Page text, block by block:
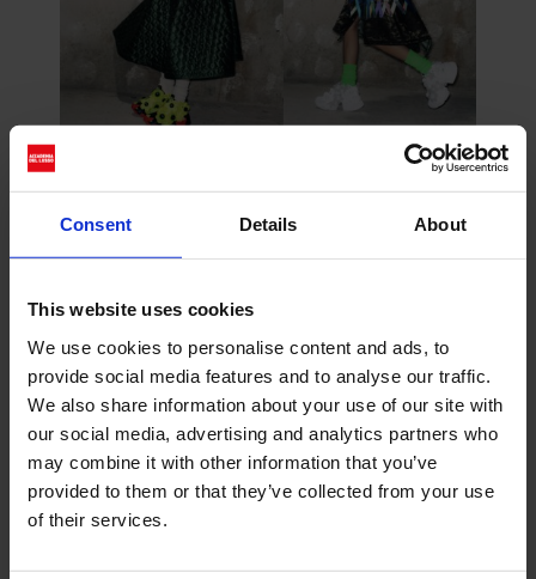
Consent Details About
This website uses cookies
We use cookies to personalise content and ads, to
provide social media features and to analyse our traffic.
We also share information about your use of our site with
our social media, advertising and analytics partners who
may combine it with other information that you’ve
provided to them or that they’ve collected from your use
of their services.
Queste sneakers non sono solo scarpe, sono
dichiarazioni di moda, simboli di un’era in cui
la conformità è relegata al passato. La
marchi, è un incontro tra menti creative, una
con le Instapump Fury, il futuro della moda si
fa strada, un passo alla volta.
Saranno disponibili pressoDover Street
Markete rivenditori selezionati per la
stagione Autunno/Inverno 24.